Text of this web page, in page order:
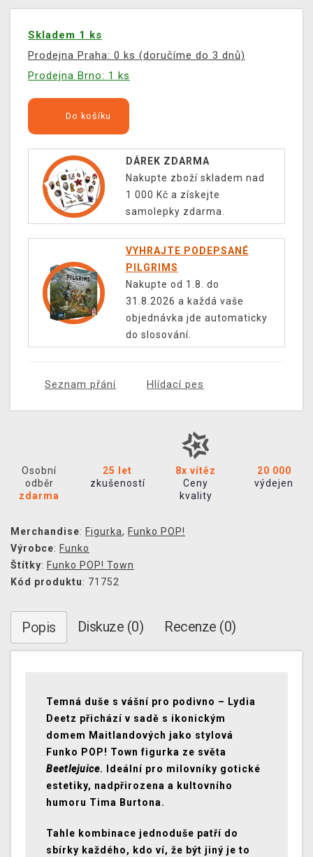
Skladem 1 ks
Prodejna Praha: 0 ks (doručíme do 3 dnů)
Prodejna Brno: 1 ks
Do košíku
DÁREK ZDARMA
Nakupte zboží skladem nad
1 000 Kč a získejte
samolepky zdarma.
VYHRAJTE PODEPSANÉ
PILGRIMS
Nakupte od 1.8. do
31.8.2026 a každá vaše
objednávka jde automaticky
do slosování.
Seznam přání Hlídací pes
Osobní
odběr
zdarma
25 let
zkušeností
8x vítěz
Ceny
kvality
20 000
výdejen
Merchandise: Figurka, Funko POP!
Výrobce: Funko
Štítky: Funko POP! Town
Kód produktu: 71752
Popis Diskuze (0) Recenze (0)
Temná duše s vášní pro podivno – Lydia
Deetz přichází v sadě s ikonickým
domem Maitlandových jako stylová
Funko POP! Town figurka ze světa
Beetlejuice. Ideální pro milovníky gotické
estetiky, nadpřirozena a kultovního
humoru Tima Burtona.
Tahle kombinace jednoduše patří do
sbírky každého, kdo ví, že být jiný je to